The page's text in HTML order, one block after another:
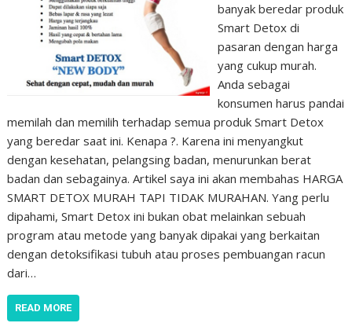
banyak beredar produk
Smart Detox di
pasaran dengan harga
yang cukup murah.
Anda sebagai
konsumen harus pandai
memilah dan memilih terhadap semua produk Smart Detox
yang beredar saat ini. Kenapa ?. Karena ini menyangkut
dengan kesehatan, pelangsing badan, menurunkan berat
badan dan sebagainya. Artikel saya ini akan membahas HARGA
SMART DETOX MURAH TAPI TIDAK MURAHAN. Yang perlu
dipahami, Smart Detox ini bukan obat melainkan sebuah
program atau metode yang banyak dipakai yang berkaitan
dengan detoksifikasi tubuh atau proses pembuangan racun
dari…
READ MORE